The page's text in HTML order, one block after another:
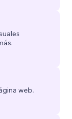
web.